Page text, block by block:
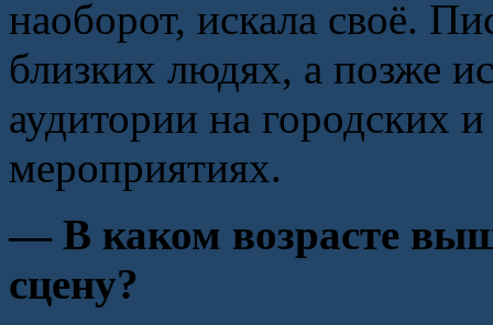
наоборот, искала своё.
близких людях, а позже
аудитории на городских
мероприятиях.
— В каком возрасте
сцену?